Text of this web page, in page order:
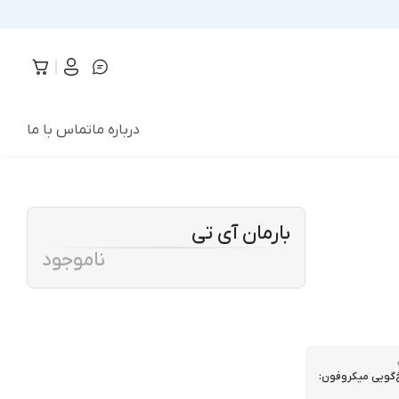
درباره ماتماس با ما
میکروفون:
بارمان آی تی
ناموجود